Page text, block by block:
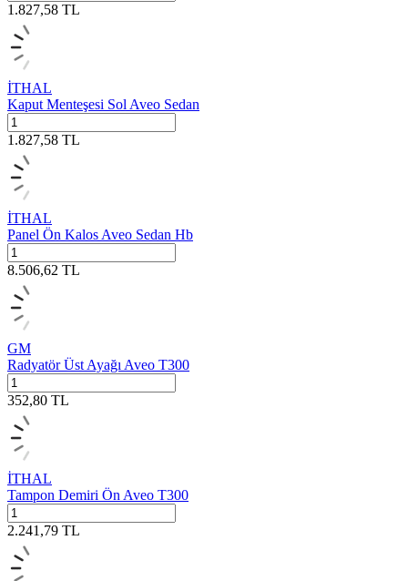
1.827,58 TL
İTHAL
Kaput Menteşesi Sol Aveo Sedan
1.827,58 TL
İTHAL
Panel Ön Kalos Aveo Sedan Hb
8.506,62 TL
GM
Radyatör Üst Ayağı Aveo T300
352,80 TL
İTHAL
Tampon Demiri Ön Aveo T300
2.241,79 TL